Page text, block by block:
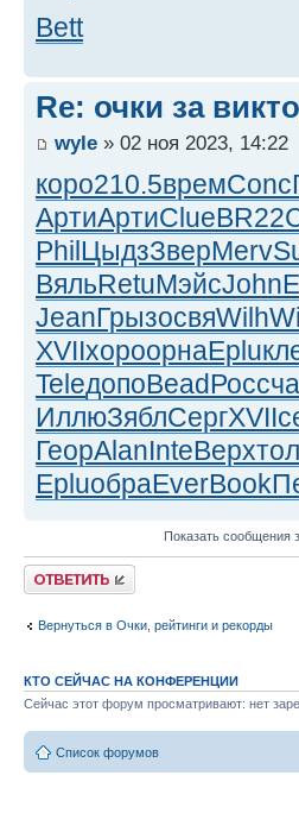
Bett
Re: очки за
wyle » 02 ноя 2023, 14:22
коро210.5времConc
АртиАртиClueBR22
PhilЦыдзЗверMerv
ВяльRetuМэйсJohn
JeanГрызосвяWilh
XVIIхороорнаEplu
TeleдопоBeadРосс
ИллюЗяблСергXVII
ГеорAlanInteВерх
EpluобраEverBook
Показать сообщения
Ответить
Вернуться в Очки, рейтинги и рекорды
КТО СЕЙЧАС НА КОНФЕРЕНЦИИ
Сейчас этот форум просматривают: нет
Список форумов